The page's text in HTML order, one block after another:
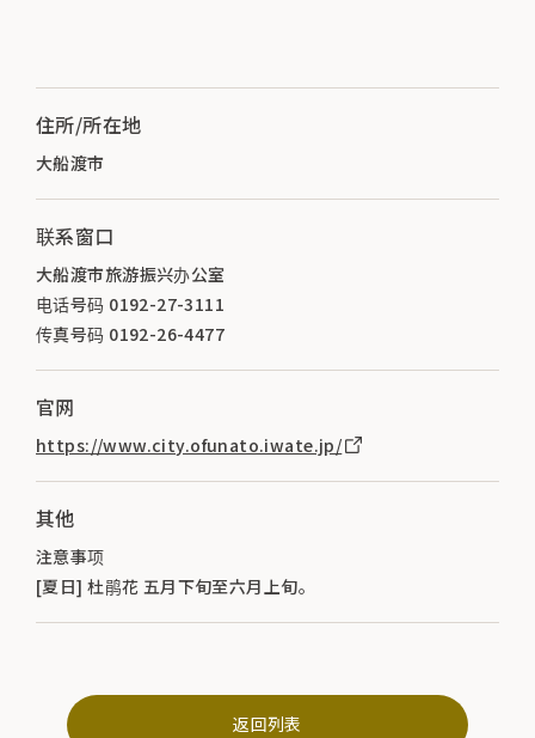
住所/所在地
大船渡市
联系窗口
大船渡市旅游振兴办公室
电话号码 0192-27-3111
传真号码 0192-26-4477
官网
https://www.city.ofunato.iwate.jp/
其他
注意事项
[夏日] 杜鹃花 五月下旬至六月上旬。
返回列表